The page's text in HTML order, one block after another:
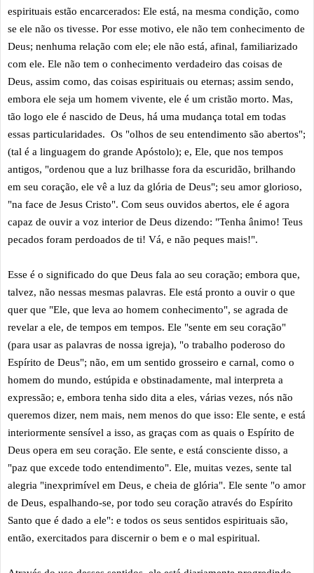
espirituais estão encarcerados: Ele está, na mesma condição, como
se ele não os tivesse. Por esse motivo, ele não tem conhecimento de
Deus; nenhuma relação com ele; ele não está, afinal, familiarizado
com ele. Ele não tem o conhecimento verdadeiro das coisas de
Deus, assim como, das coisas espirituais ou eternas; assim sendo,
embora ele seja um homem vivente, ele é um cristão morto. Mas,
tão logo ele é nascido de Deus, há uma mudança total em todas
essas particularidades. Os "olhos de seu entendimento são abertos";
(tal é a linguagem do grande Apóstolo); e, Ele, que nos tempos
antigos, "ordenou que a luz brilhasse fora da escuridão, brilhando
em seu coração, ele vê a luz da glória de Deus"; seu amor glorioso,
"na face de Jesus Cristo". Com seus ouvidos abertos, ele é agora
capaz de ouvir a voz interior de Deus dizendo: "Tenha ânimo! Teus
pecados foram perdoados de ti! Vá, e não peques mais!".
Esse é o significado do que Deus fala ao seu coração; embora que,
talvez, não nessas mesmas palavras. Ele está pronto a ouvir o que
quer que "Ele, que leva ao homem conhecimento", se agrada de
revelar a ele, de tempos em tempos. Ele "sente em seu coração"
(para usar as palavras de nossa igreja), "o trabalho poderoso do
Espírito de Deus"; não, em um sentido grosseiro e carnal, como o
homem do mundo, estúpida e obstinadamente, mal interpreta a
expressão; e, embora tenha sido dita a eles, várias vezes, nós não
queremos dizer, nem mais, nem menos do que isso: Ele sente, e está
interiormente sensível a isso, as graças com as quais o Espírito de
Deus opera em seu coração. Ele sente, e está consciente disso, a
"paz que excede todo entendimento". Ele, muitas vezes, sente tal
alegria "inexprimível em Deus, e cheia de glória". Ele sente "o amor
de Deus, espalhando-se, por todo seu coração através do Espírito
Santo que é dado a ele": e todos os seus sentidos espirituais são,
então, exercitados para discernir o bem e o mal espiritual.